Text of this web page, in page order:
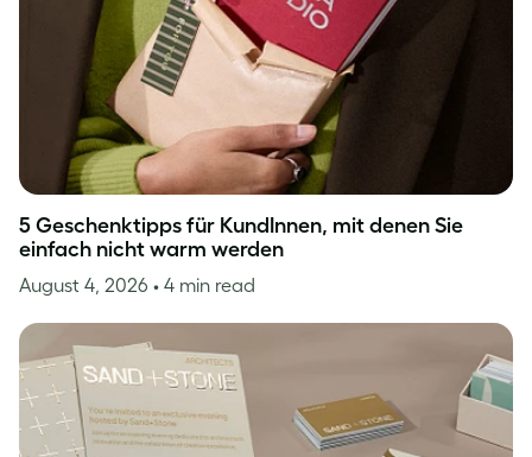
5 Geschenktipps für KundInnen, mit denen Sie
einfach nicht warm werden
August 4, 2026 • 4 min read